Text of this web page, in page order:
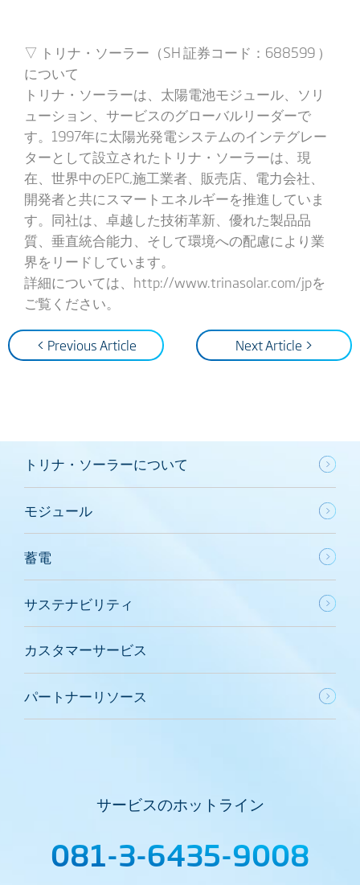
▽ トリナ・ソーラー（SH 証券コード：688599 ）
について
トリナ・ソーラーは、太陽電池モジュール、ソリ
ューション、サービスのグローバルリーダーで
す。1997年に太陽光発電システムのインテグレー
ターとして設立されたトリナ・ソーラーは、現
在、世界中のEPC,施工業者、販売店、電力会社、
開発者と共にスマートエネルギーを推進していま
す。同社は、卓越した技術革新、優れた製品品
質、垂直統合能力、そして環境への配慮により業
界をリードしています。
詳細については、http://www.trinasolar.com/jpを
ご覧ください。
< Previous Article Next Article >
トリナ・ソーラーについて
モジュール
蓄電
サステナビリティ
カスタマーサービス
パートナーリソース
サービスのホットライン
081-3-6435-9008